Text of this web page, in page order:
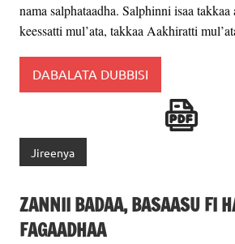
nama salphataadha. Salphinni isaa takkaa
keessatti mul’ata, takkaa Aakhiratti
DABALATA DUBBISI
Jireenya
ZANNII BADAA, BASAASU FI
FAGAADHAA